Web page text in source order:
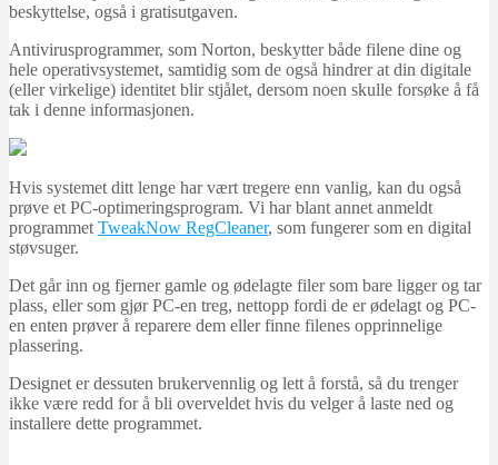
beskyttelse, også i gratisutgaven.
Antivirusprogrammer, som Norton, beskytter både filene dine og
hele operativsystemet, samtidig som de også hindrer at din digitale
(eller virkelige) identitet blir stjålet, dersom noen skulle forsøke å få
tak i denne informasjonen.
Hvis systemet ditt lenge har vært tregere enn vanlig, kan du også
prøve et PC-optimeringsprogram. Vi har blant annet anmeldt
programmet TweakNow RegCleaner, som fungerer som en digital
støvsuger.
Det går inn og fjerner gamle og ødelagte filer som bare ligger og tar
plass, eller som gjør PC-en treg, nettopp fordi de er ødelagt og PC-
en enten prøver å reparere dem eller finne filenes opprinnelige
plassering.
Designet er dessuten brukervennlig og lett å forstå, så du trenger
ikke være redd for å bli overveldet hvis du velger å laste ned og
installere dette programmet.